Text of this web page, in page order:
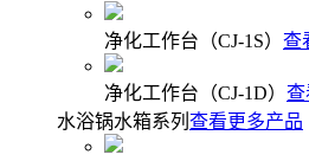
净化工作台（CJ-1S） 查
净化工作台（CJ-1D） 查
水浴锅水箱系列 查看更多产品